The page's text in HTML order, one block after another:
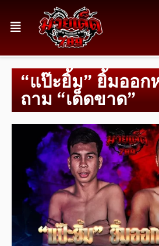
“แป๊ะยิ้ม” ยิ้มออก
ถาม “เด็ดขาด”